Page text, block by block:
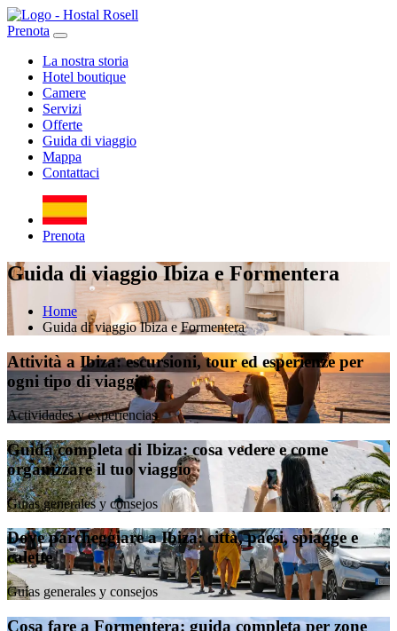
Prenota
La nostra storia
Hotel boutique
Camere
Servizi
Offerte
Guida di viaggio
Mappa
Contattaci
Prenota
Guida di viaggio Ibiza e Formentera
Home
Guida di viaggio Ibiza e Formentera
Attività a Ibiza: escursioni, tour ed esperienze per
ogni tipo di viaggio
Actividades y experiencias
Guida completa di Ibiza: cosa vedere e come
organizzare il tuo viaggio
Guías generales y consejos
Dove parcheggiare a Ibiza: città, paesi, spiagge e
calette
Guías generales y consejos
Cosa fare a Formentera: guida completa per zone